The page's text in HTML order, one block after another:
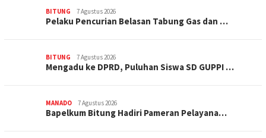
BITUNG 7 Agustus 2026
Pelaku Pencurian Belasan Tabung Gas dan …
BITUNG 7 Agustus 2026
Mengadu ke DPRD, Puluhan Siswa SD GUPPI …
MANADO 7 Agustus 2026
‎Bapelkum Bitung Hadiri Pameran Pelayana…